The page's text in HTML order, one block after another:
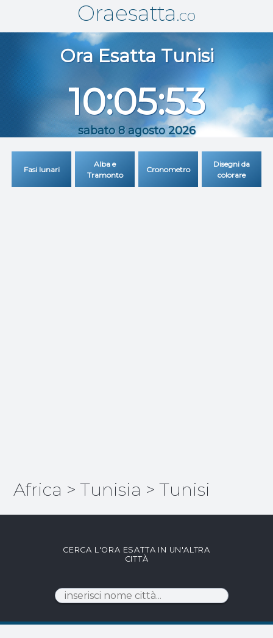
Oraesatta.co
Ora Esatta Tunisi
10:05:53
sabato 8 agosto 2026
Fasi lunari
Alba e
Tramonto
Cronometro
Disegni da
colorare
Africa >Tunisia >Tunisi
CERCA L'ORA ESATTA IN UN'ALTRA
CITTÀ